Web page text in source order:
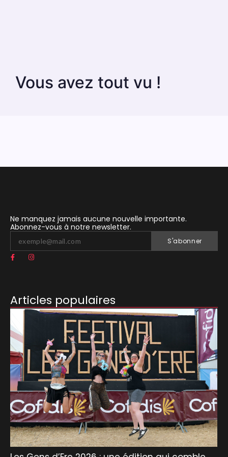
Vous avez tout vu !
Ne manquez jamais aucune nouvelle importante.
Abonnez-vous à notre newsletter.
S'abonner
Articles populaires